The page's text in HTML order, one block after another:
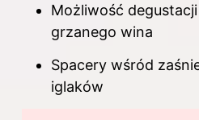
Możliwość
grzanego wina
Spacery wśród
iglaków